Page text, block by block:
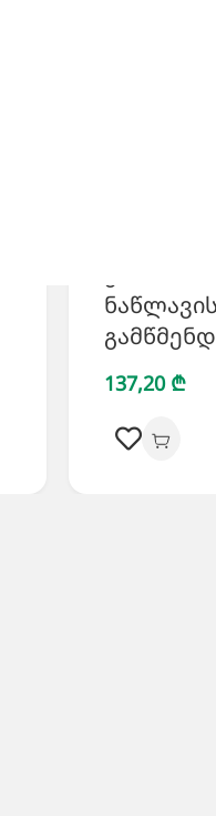
137,20 ₾